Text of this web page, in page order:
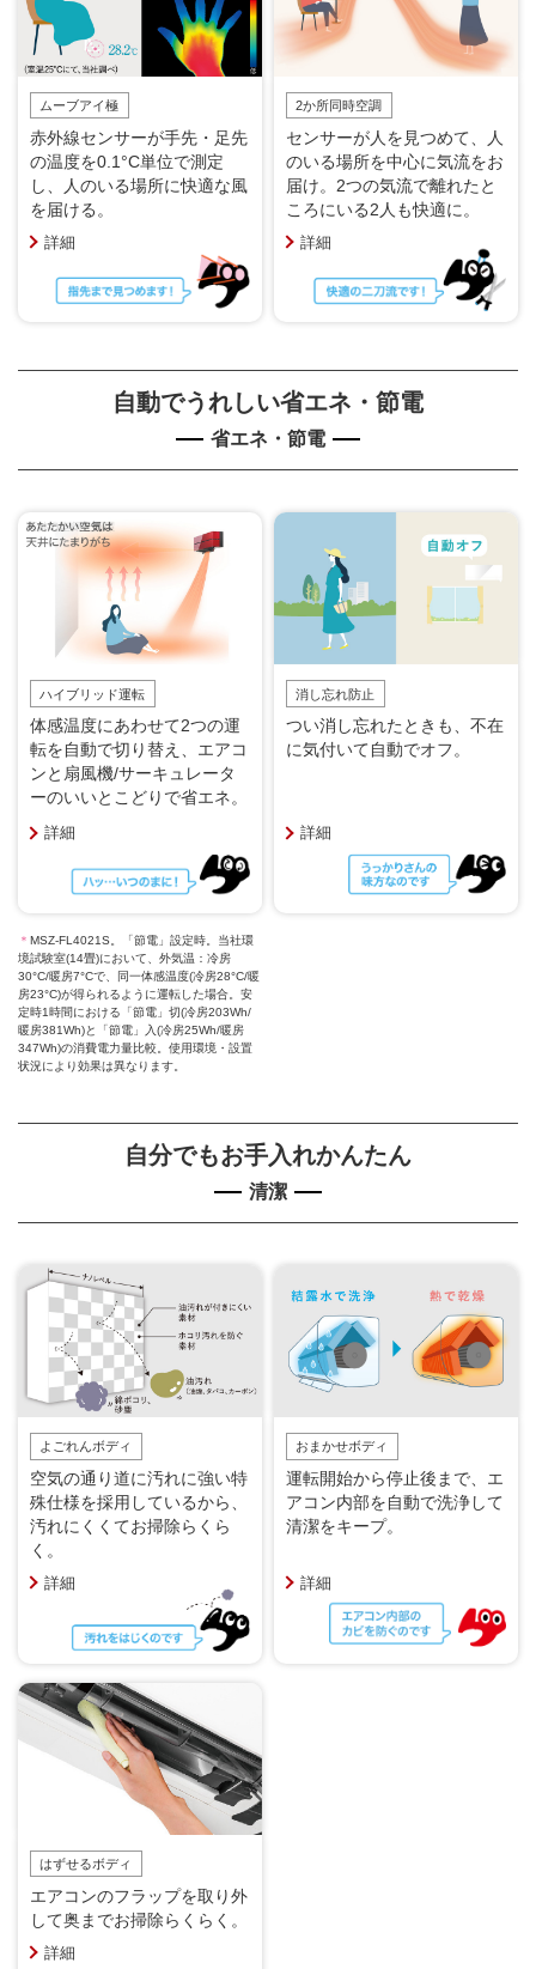
ムーブアイ極
赤外線センサーが手先・足先
の温度を0.1°C単位で測定
し、人のいる場所に快適な風
を届ける。
詳細
2か所同時空調
センサーが人を見つめて、人
のいる場所を中心に気流をお
届け。2つの気流で離れたと
ころにいる2人も快適に。
詳細
自動でうれしい省エネ・節電
省エネ・節電
ハイブリッド運転
体感温度にあわせて2つの運
転を自動で切り替え、エアコ
ンと扇風機/サーキュレータ
ーのいいとこどりで省エネ。
詳細
＊ MSZ-FL4021S。「節電」設定時。当社環
境試験室(14畳)において、外気温：冷房
30°C/暖房7°Cで、同一体感温度(冷房28°C/暖
房23°C)が得られるように運転した場合。安
定時1時間における「節電」切(冷房203Wh/
暖房381Wh)と「節電」入(冷房25Wh/暖房
347Wh)の消費電力量比較。使用環境・設置
状況により効果は異なります。
消し忘れ防止
つい消し忘れたときも、不在
に気付いて自動でオフ。
詳細
自分でもお手入れかんたん
清潔
よごれんボディ
空気の通り道に汚れに強い特
殊仕様を採用しているから、
汚れにくくてお掃除らくら
く。
詳細
おまかせボディ
運転開始から停止後まで、エ
アコン内部を自動で洗浄して
清潔をキープ。
詳細
はずせるボディ
エアコンのフラップを取り外
して奥までお掃除らくらく。
詳細